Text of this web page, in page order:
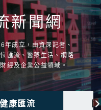
新聞網
年成立，由資深記者、
匯流、醫藥生活、網路
經及企業公益領域。
健康匯流